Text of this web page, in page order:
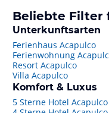
Beliebte Filter
Unterkunftsarten
Ferienhaus Acapulco
Ferienwohnung
Resort Acapulco
Villa Acapulco
Komfort & Luxus
5 Sterne Hotel Acapulco